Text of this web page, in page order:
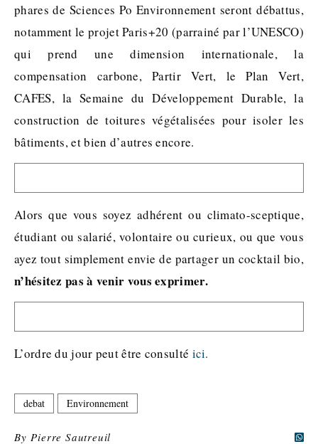
phares de Sciences Po Environnement seront débattus,
notamment le projet Paris+20 (parrainé par l’UNESCO)
qui prend une dimension internationale, la
compensation carbone, Partir Vert, le Plan Vert,
CAFES, la Semaine du Développement Durable, la
construction de toitures végétalisées pour isoler les
bâtiments, et bien d’autres encore.
Alors que vous soyez adhérent ou climato-sceptique,
étudiant ou salarié, volontaire ou curieux, ou que vous
ayez tout simplement envie de partager un cocktail bio,
n’hésitez pas à venir vous exprimer.
L’ordre du jour peut être consulté ici.
debat Environnement
By Pierre Sautreuil